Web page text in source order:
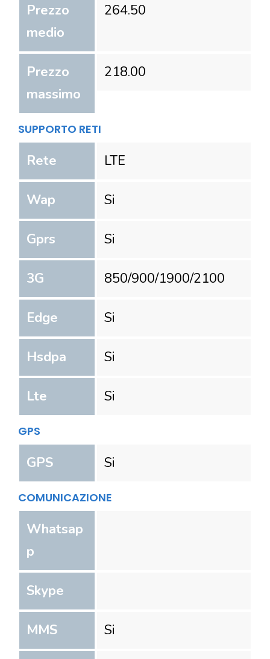
Prezzo
medio
264.50
Prezzo
massimo
218.00
SUPPORTO RETI
Rete LTE
Wap Si
Gprs Si
3G 850/900/1900/2100
Edge Si
Hsdpa Si
Lte Si
GPS
GPS Si
COMUNICAZIONE
Whatsap
p
Skype
MMS Si